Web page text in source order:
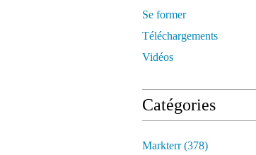
Se former
Téléchargements
Vidéos
Catégories
Markterr(378)